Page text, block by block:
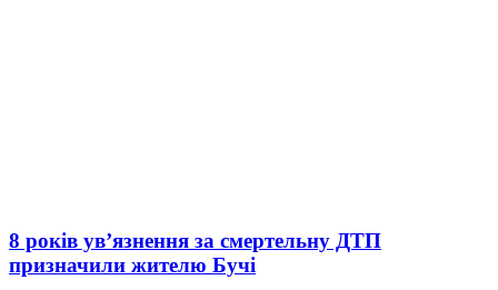
8 років ув’язнення за смертельну ДТП
призначили жителю Бучі